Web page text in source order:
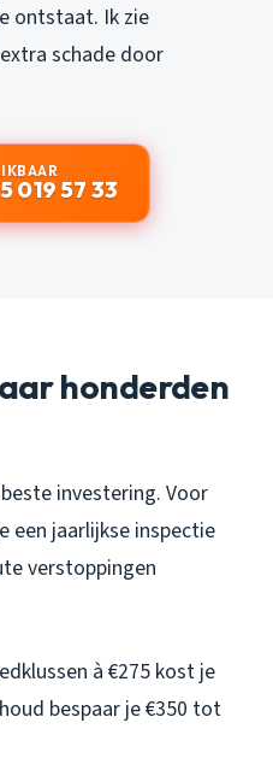
ontstaat. Ik zie
schade door
019 57 33
honderden
investering. Voor
een jaarlijkse inspectie
verstoppingen
à €275 kost je
bespaar je €350 tot